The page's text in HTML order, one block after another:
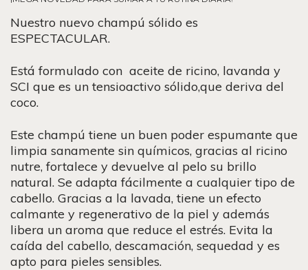
Nuestro nuevo champú sólido es
ESPECTACULAR.
Está formulado con aceite de ricino, lavanda y
SCI que es un tensioactivo sólido,que deriva del
coco.
Este champú tiene un buen poder espumante que
limpia sanamente sin químicos, gracias al ricino
nutre, fortalece y devuelve al pelo su brillo
natural. Se adapta fácilmente a cualquier tipo de
cabello. Gracias a la lavada, tiene un efecto
calmante y regenerativo de la piel y además
libera un aroma que reduce el estrés. Evita la
caída del cabello, descamación, sequedad y es
apto para pieles sensibles.